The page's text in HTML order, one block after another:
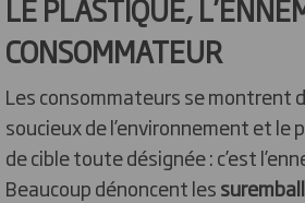
LE PLASTIQUE,
CONSOMMATEUR
Les consommateurs se montrent
soucieux de l’environnement et
de cible toute désignée : c’est
Beaucoup dénoncent les